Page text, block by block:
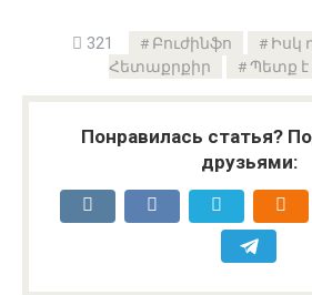
321 Բուժինֆո
Իսկ
Հետաքրքիր
Պետք է
Понравилась статья?
друзьями: